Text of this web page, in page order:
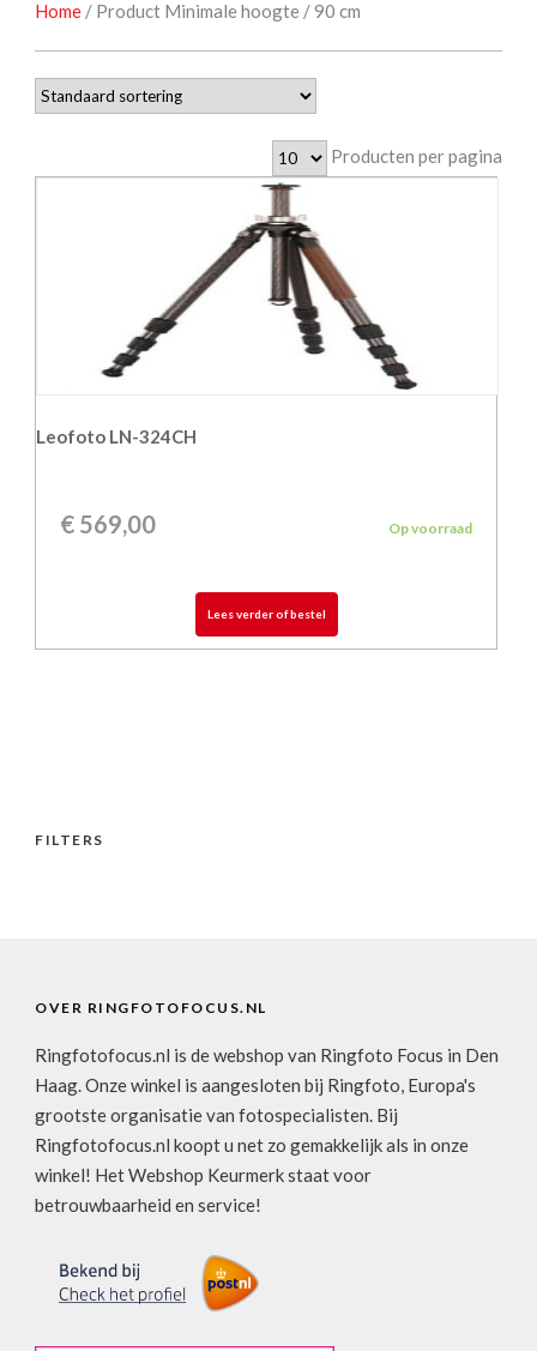
Home / Product Minimale hoogte / 90 cm
Producten per pagina
Leofoto LN-324CH
€ 569,00 Op voorraad
Lees verder of bestel
FILTERS
OVER RINGFOTOFOCUS.NL
Ringfotofocus.nl is de webshop van Ringfoto Focus in Den
Haag. Onze winkel is aangesloten bij Ringfoto, Europa's
grootste organisatie van fotospecialisten. Bij
Ringfotofocus.nl koopt u net zo gemakkelijk als in onze
winkel! Het Webshop Keurmerk staat voor
betrouwbaarheid en service!